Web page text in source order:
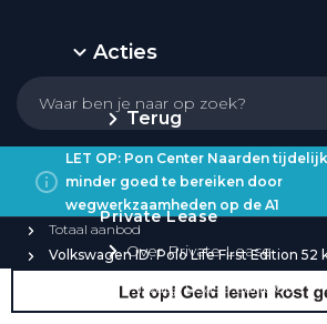
Acties
Terug
Private Lease
Over Private Lease
Private Lease aanbod
LET OP: Pon Center Naarden tijdelijk
minder goed te bereiken door
wegwerkzaamheden op de A1
Totaal aanbod
Volkswagen ID. Polo Life First Edition 52